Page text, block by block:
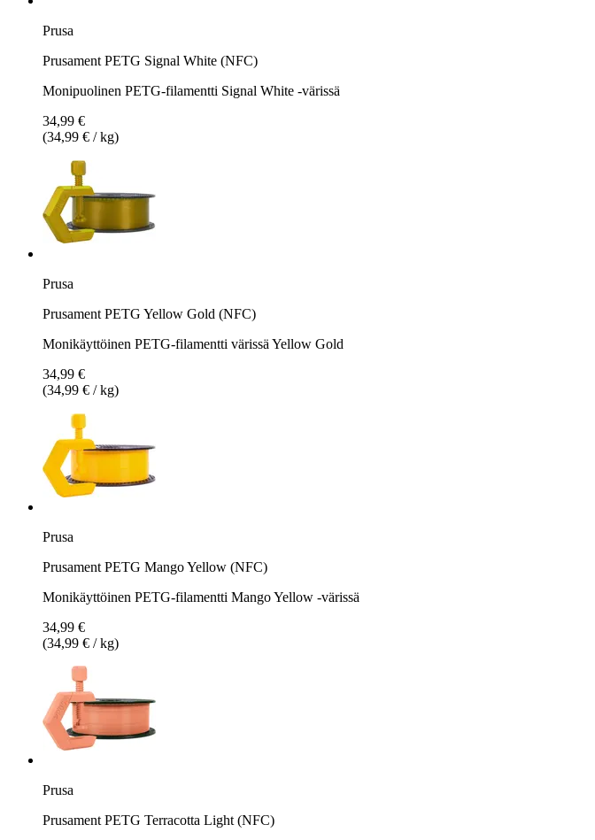
Prusa
Prusament PETG Signal White (NFC)
Monipuolinen PETG-filamentti Signal White -värissä
34,99 €
(34,99 € / kg)
Prusa
Prusament PETG Yellow Gold (NFC)
Monikäyttöinen PETG-filamentti värissä Yellow Gold
34,99 €
(34,99 € / kg)
Prusa
Prusament PETG Mango Yellow (NFC)
Monikäyttöinen PETG-filamentti Mango Yellow -värissä
34,99 €
(34,99 € / kg)
Prusa
Prusament PETG Terracotta Light (NFC)